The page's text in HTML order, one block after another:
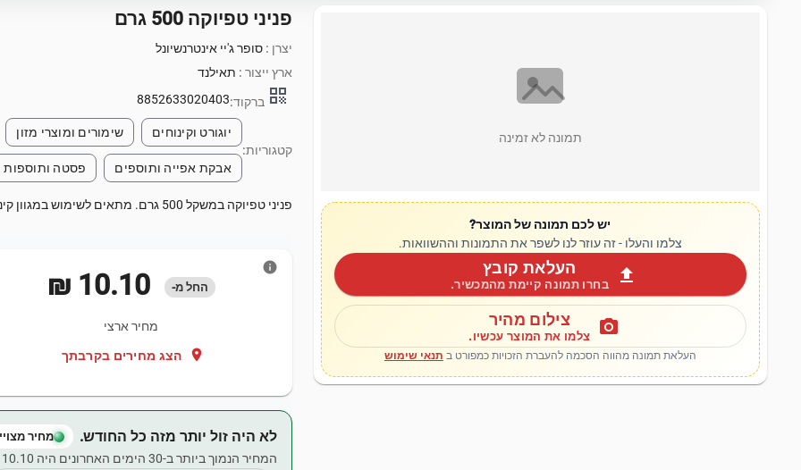
תמונה לא זמינה
יש לכם תמונה של המוצר?
צלמו והעלו - זה עוזר לנו לשפר את התמונות וההשוואות.
upload העלאת קובץ
בחרו תמונה קיימת מהמכשיר.
photo_camera צילום מהיר
צלמו את המוצר עכשיו.
העלאת תמונה מהווה הסכמה להעברת הזכויות כמפורט ב תנאי שימוש
פניני טפיוקה 500 גרם
יצרן :סופר ג'יי אינטרנשיונל
ארץ ייצור : תאילנד
qr_code ברקוד:8852633020403
קטגוריות:
יוגורט וקינוחים שימורים ומוצרי מזון
אבקת אפייה ותוספים פסטה ותוספות
פניני טפיוקה במשקל 500 גרם. מתאים לשימוש במגוון קינוחים ומשקאות.
החל מ- ‏10.10 ‏₪
מחיר ארצי
location_on הצג מחירים בקרבתך
info
לא היה זול יותר מזה כל החודש. מחיר
המחיר הנמוך ביותר ב-30 הימים האחרונים היה ‏10.10 ‏₪.